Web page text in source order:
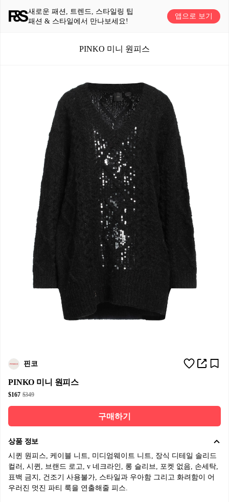
새로운 패션, 트렌드, 스타일링 팁
패션 & 스타일에서 만나보세요!
앱으로 보기
PINKO 미니 원피스
핀코
PINKO 미니 원피스
$167 $349
구매하기
상품 정보
시퀸 원피스, 케이블 니트, 미디엄웨이트 니트, 장식 디테일 솔리드
컬러, 시퀸, 브랜드 로고, v 네크라인, 롱 슬리브, 포켓 없음, 손세탁,
표백 금지, 건조기 사용불가, 스타일과 우아함 그리고 화려함이 어
우러진 멋진 파티 룩을 연출해줄 피스.